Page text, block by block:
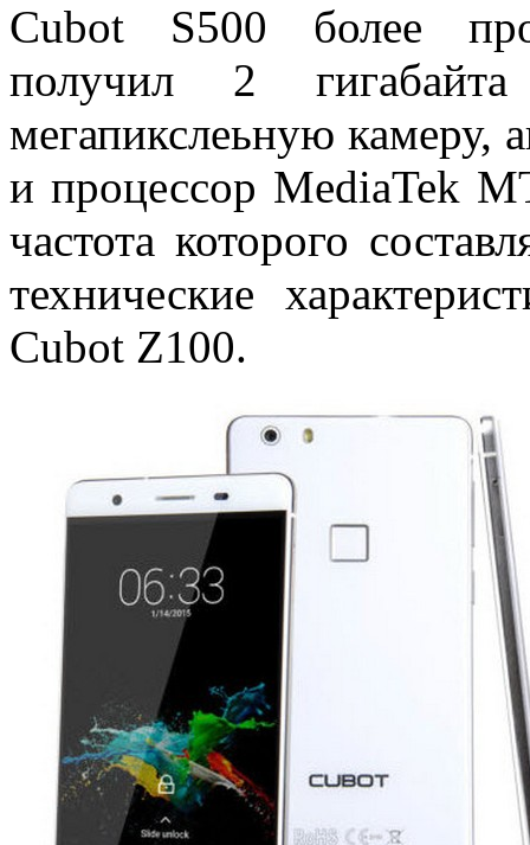
Cubot S500 более
получил 2
мегапикслеьную камеру,
и процессор MediaTek
частота которого
технические
Cubot Z100.